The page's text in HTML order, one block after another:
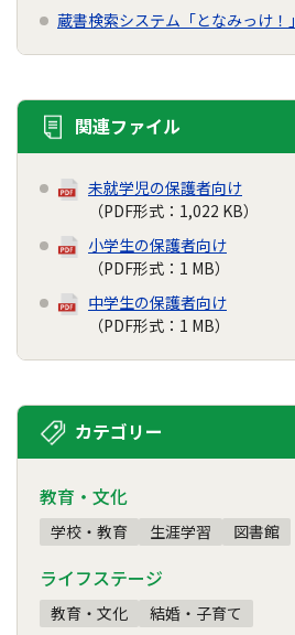
蔵書検索システム「となみっけ！」
関連ファイル
未就学児の保護者向け
（PDF形式：1,022 KB）
小学生の保護者向け
（PDF形式：1 MB）
中学生の保護者向け
（PDF形式：1 MB）
カテゴリー
教育・文化
学校・教育 生涯学習 図書館
ライフステージ
教育・文化 結婚・子育て